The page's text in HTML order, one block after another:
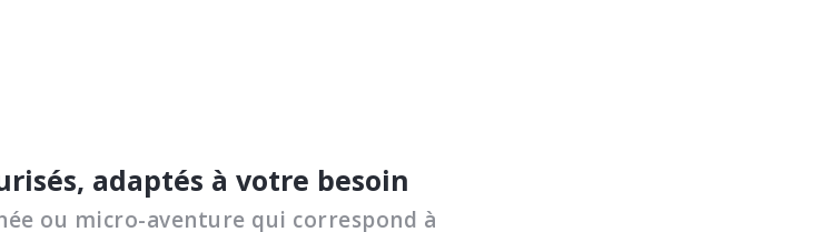
adaptés à votre besoin
ou micro-aventure qui correspond à